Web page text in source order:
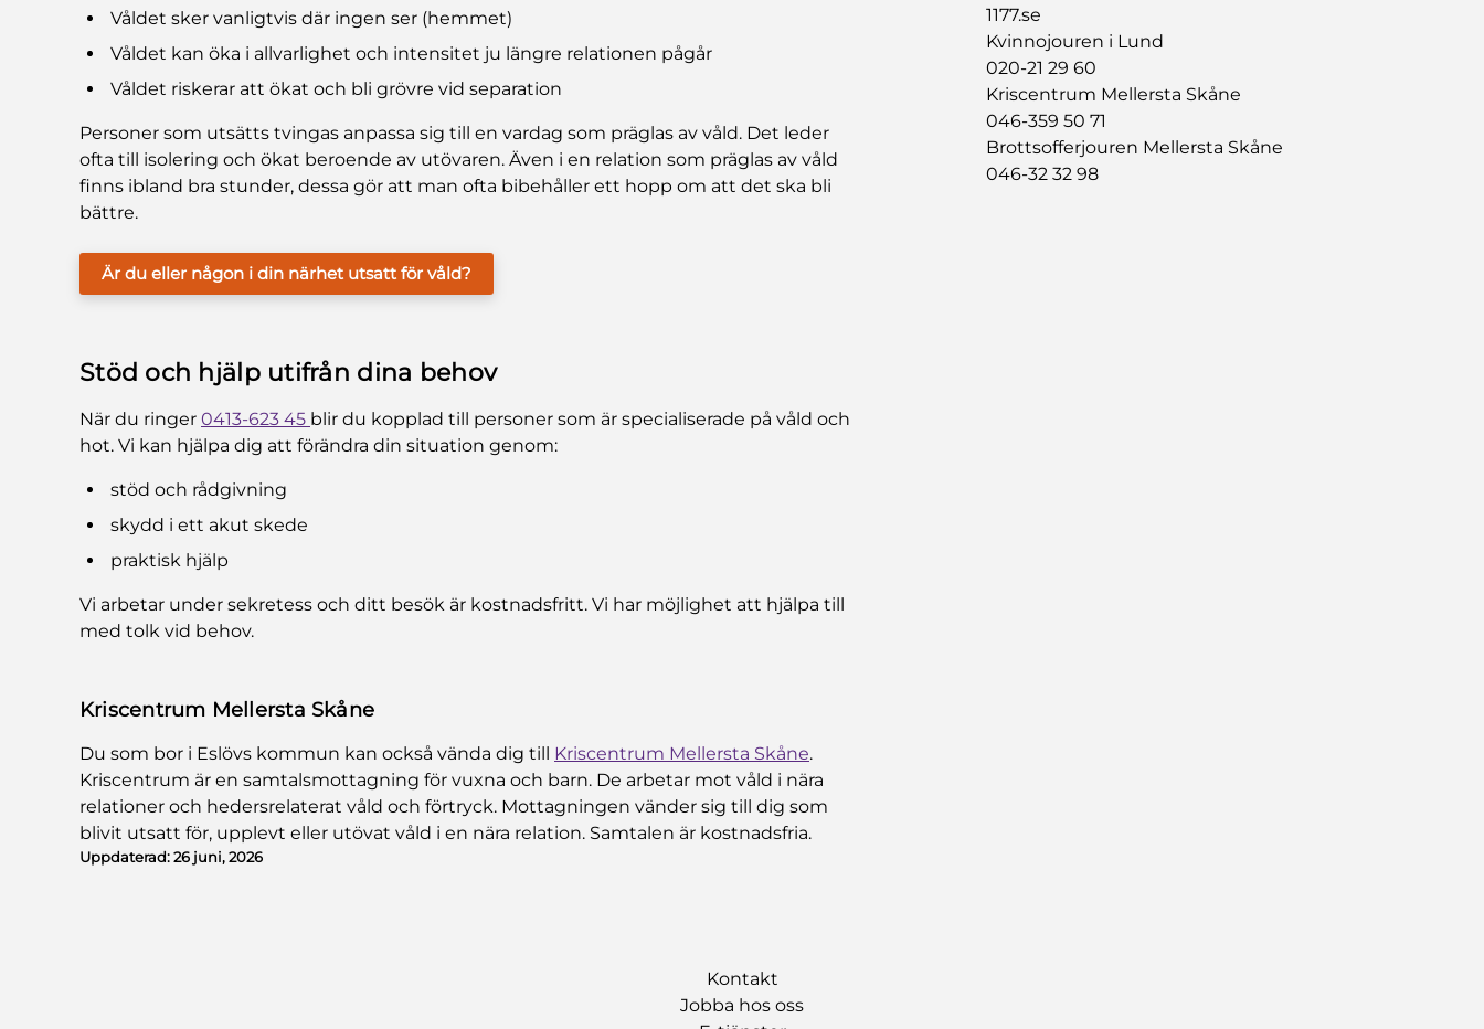
Våldet sker vanligtvis där ingen ser (hemmet)
Våldet kan öka i allvarlighet och intensitet ju längre relationen pågår
Våldet riskerar att ökat och bli grövre vid separation
Personer som utsätts tvingas anpassa sig till en vardag som präglas av våld. Det leder
ofta till isolering och ökat beroende av utövaren. Även i en relation som präglas av våld
finns ibland bra stunder, dessa gör att man ofta bibehåller ett hopp om att det ska bli
bättre.
Är du eller någon i din närhet utsatt för våld?
Stöd och hjälp utifrån dina behov
När du ringer 0413-623 45 blir du kopplad till personer som är specialiserade på våld och
hot. Vi kan hjälpa dig att förändra din situation genom:
stöd och rådgivning
skydd i ett akut skede
praktisk hjälp
Vi arbetar under sekretess och ditt besök är kostnadsfritt. Vi har möjlighet att hjälpa till
med tolk vid behov.
Kriscentrum Mellersta Skåne
Du som bor i Eslövs kommun kan också vända dig till Kriscentrum Mellersta Skåne.
Kriscentrum är en samtalsmottagning för vuxna och barn. De arbetar mot våld i nära
relationer och hedersrelaterat våld och förtryck. Mottagningen vänder sig till dig som
blivit utsatt för, upplevt eller utövat våld i en nära relation. Samtalen är kostnadsfria.
Uppdaterad:26 juni, 2026
1177.se
Kvinnojouren i Lund
020-21 29 60
Kriscentrum Mellersta Skåne
046-359 50 71
Brottsofferjouren Mellersta Skåne
046-32 32 98
Kontakt
Jobba hos oss